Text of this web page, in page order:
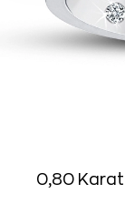
0,80 Karat